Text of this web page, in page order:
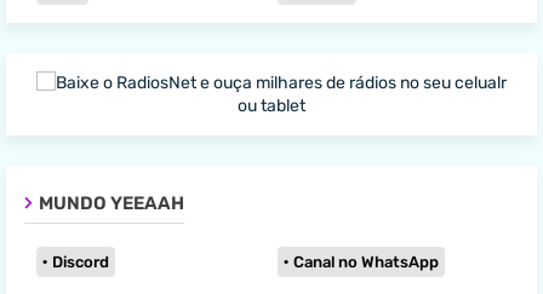
MUNDO YEEAAH
Discord Canal no WhatsApp